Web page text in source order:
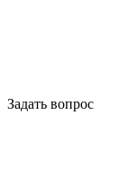
Задать вопрос